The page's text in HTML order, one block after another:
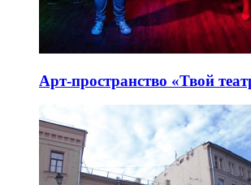
Арт-пространство «Твой